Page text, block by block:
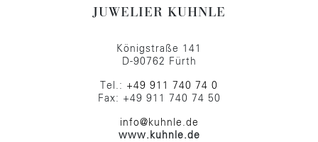
JUWELIER KUHNLE
Königstraße 141
D-90762 Fürth
Tel.: +49 911 740 74 0
Fax: +49 911 740 74 50
info@kuhnle.de
www.kuhnle.de